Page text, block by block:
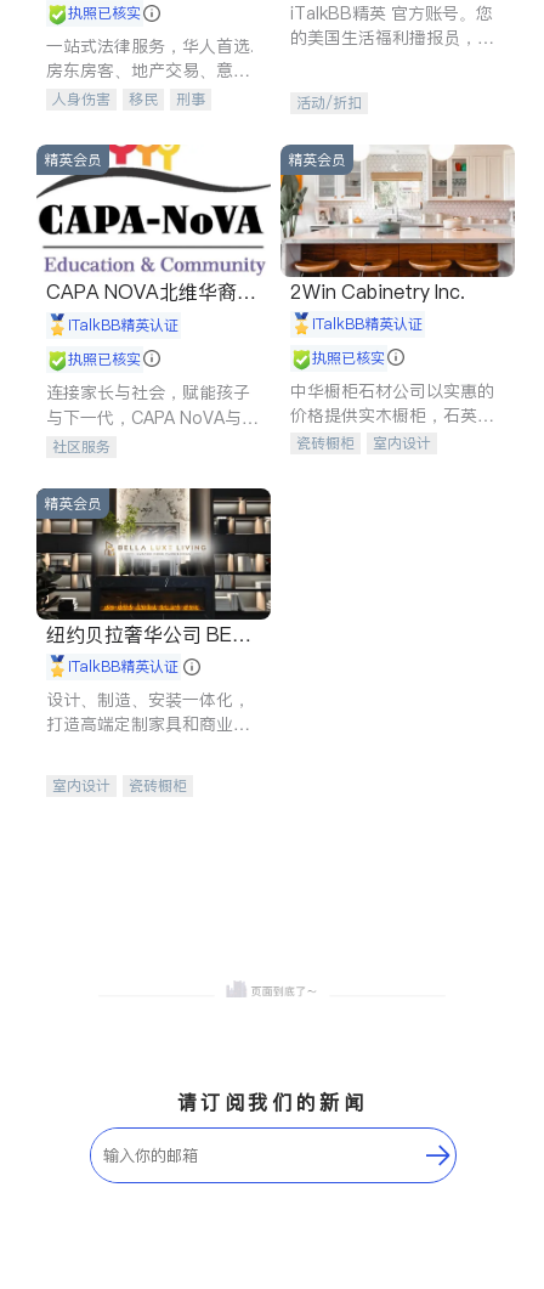
执照已核实
一站式法律服务，华人首选.
房东房客、地产交易、意外
伤害、车祸重伤、商业诉
建筑合同、刑事案件全包办
人身伤害 移民
刑事
信托/遗嘱
商业
索赔
律师-其它 保释
iTalkBB精英 官方账号。您
的美国生活福利播报员，精
专属福利。
活动/折扣
精英会员
CAPA NOVA北维华裔家
长会iTalkBB精英认证
执照已核实
连接家长与社会，赋能孩子
与下一代，CAPA NoVA与您
携手建设包容、公平、充满
社区服务
精英会员
2Win Cabinetry Inc.
iTalkBB精英认证
执照已核实
中华橱柜石材公司以实惠的
价格提供实木橱柜，石英石
台面，多种优质不锈钢水
瓷砖橱柜
室内设计
精英会员
纽约贝拉奢华公司 BELL
A LUXE
iTalkBB精英认证
设计、制造、安装一体化，
打造高端定制家具和商业空
室内设计
瓷砖橱柜
请订阅我们的新闻